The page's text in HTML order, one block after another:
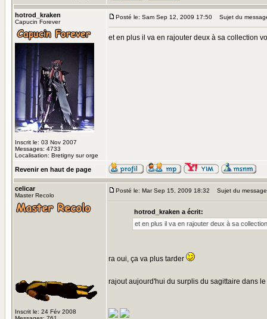
hotrod_kraken
Capucin Forever
Inscrit le: 03 Nov 2007
Messages: 4733
Localisation: Bretigny sur orge
Posté le: Sam Sep 12, 2009 17:50 Sujet du
et en plus il va en rajouter deux à sa collection
Revenir en haut de page
celicar
Master Recolo
Inscrit le: 24 Fév 2008
Posté le: Mar Sep 15, 2009 18:32 Sujet du
hotrod_kraken a écrit:
et en plus il va en rajouter deux à sa
ra oui, ça va plus tarder
rajout aujourd'hui du surplis du sagittaire dans